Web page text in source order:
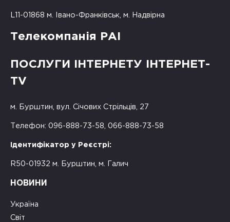
L11-01868 м. Івано-Франківськ, м. Надвірна
Телекомпанія РАІ
ПОСЛУГИ ІНТЕРНЕТУ ІНТЕРНЕТ-
TV
м. Бурштин, вул. Січових Стрільців, 27
Телефон: 096-888-73-58, 066-888-73-58
Ідентифікатор у Реєстрі:
R50-01932 м. Бурштин, м. Галич
НОВИНИ
Україна
Світ